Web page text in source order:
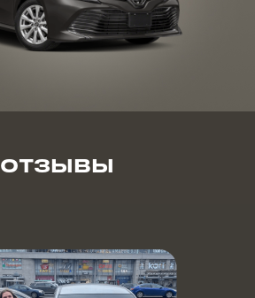
ОТЗЫВЫ